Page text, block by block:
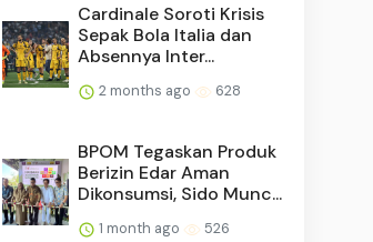
Cardinale Soroti Krisis
Sepak Bola Italia dan
Absennya Inter...
2 months ago 628
BPOM Tegaskan Produk
Berizin Edar Aman
Dikonsumsi, Sido Munc...
1 month ago 526